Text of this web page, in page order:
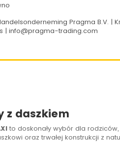
Pragma B.V. |
| info@pragma-trading.com
z daszkiem
to doskonały wybór dla
oraz trwałej konstrukcji z